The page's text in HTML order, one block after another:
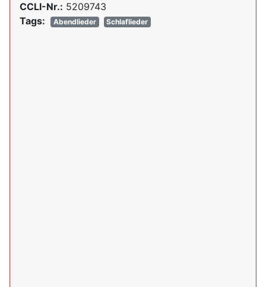
CCLI-Nr.: 5209743
Tags:
Abendlieder Schlaflieder